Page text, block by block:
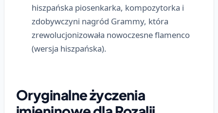
hiszpańska piosenkarka, kompozytorka i
zdobywczyni nagród Grammy, która
zrewolucjonizowała nowoczesne flamenco
(wersja hiszpańska).
Oryginalne życzenia